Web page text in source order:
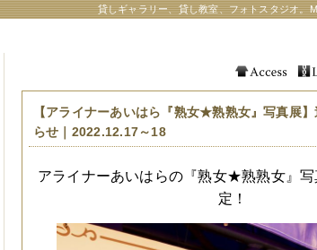
貸しギャラリー、貸し教室、フォトスタジオ。
【アライナーあいはら『熟女★熟熟女』写真展
らせ｜2022.12.17～18
アライナーあいはらの『熟女★熟熟女』
定！